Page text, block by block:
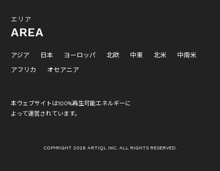
エリア
AREA
アジア 日本 ヨーロッパ 北欧 中東 北米
中南米
アフリカ
オセアニア
本ウェブサイトは100%再生可能エネルギーに
よって運営されています。
COPYRIGHT 2026 ARTIQL INC. ALL RIGHTS RESERVED.